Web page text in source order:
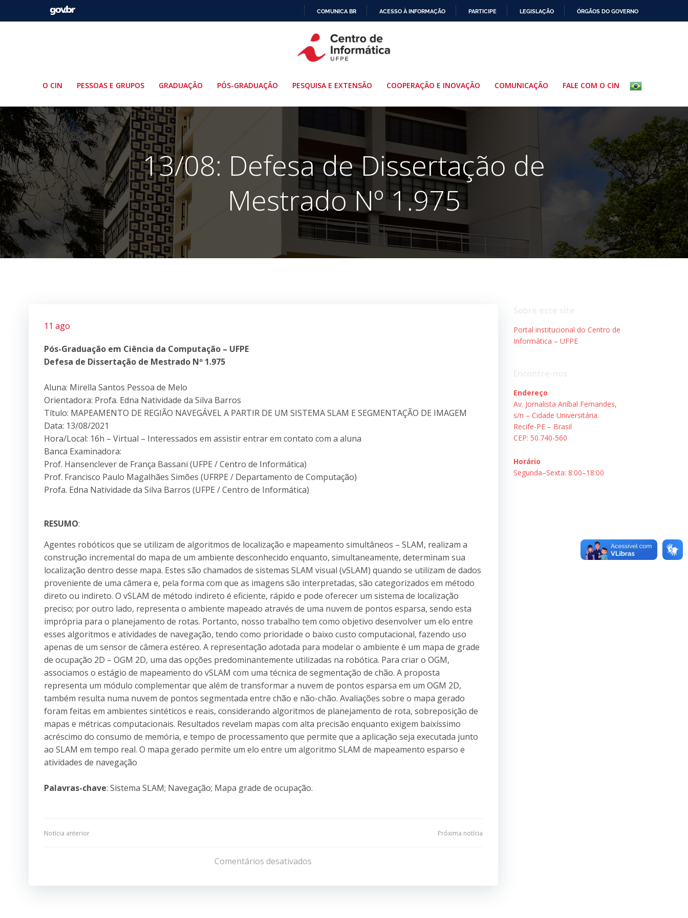
PARA
O
COMUNICA BR ACESSO À INFORMAÇÃO PARTICIPE LEGISLAÇÃO ÓRGÃOS DO GOVERNO
O CIN PESSOAS E GRUPOS GRADUAÇÃO PÓS-GRADUAÇÃO PESQUISA E EXTENSÃO COOPERAÇÃO E INOVAÇÃO COMUNICAÇÃO FALE COM O CIN
13/08: Defesa de Dissertação de
Mestrado Nº 1.975
11 ago
Pós-Graduação em Ciência da Computação – UFPE
Defesa de Dissertação de Mestrado Nº 1.975
Aluna: Mirella Santos Pessoa de Melo
Orientadora: Profa. Edna Natividade da Silva Barros
Título: MAPEAMENTO DE REGIÃO NAVEGÁVEL A PARTIR DE UM SISTEMA SLAM E SEGMENTAÇÃO DE IMAGEM
Data: 13/08/2021
Hora/Local: 16h – Virtual – Interessados em assistir entrar em contato com a aluna
Banca Examinadora:
Prof. Hansenclever de França Bassani (UFPE / Centro de Informática)
Prof. Francisco Paulo Magalhães Simões (UFRPE / Departamento de Computação)
Profa. Edna Natividade da Silva Barros (UFPE / Centro de Informática)
RESUMO:
Agentes robóticos que se utilizam de algoritmos de localização e mapeamento simultâneos – SLAM, realizam a
construção incremental do mapa de um ambiente desconhecido enquanto, simultaneamente, determinam sua
localização dentro desse mapa. Estes são chamados de sistemas SLAM visual (vSLAM) quando se utilizam de dados
proveniente de uma câmera e, pela forma com que as imagens são interpretadas, são categorizados em método
direto ou indireto. O vSLAM de método indireto é eficiente, rápido e pode oferecer um sistema de localização
preciso; por outro lado, representa o ambiente mapeado através de uma nuvem de pontos esparsa, sendo esta
imprópria para o planejamento de rotas. Portanto, nosso trabalho tem como objetivo desenvolver um elo entre
esses algoritmos e atividades de navegação, tendo como prioridade o baixo custo computacional, fazendo uso
apenas de um sensor de câmera estéreo. A representação adotada para modelar o ambiente é um mapa de grade
de ocupação 2D – OGM 2D, uma das opções predominantemente utilizadas na robótica. Para criar o OGM,
associamos o estágio de mapeamento do vSLAM com uma técnica de segmentação de chão. A proposta
representa um módulo complementar que além de transformar a nuvem de pontos esparsa em um OGM 2D,
também resulta numa nuvem de pontos segmentada entre chão e não-chão. Avaliações sobre o mapa gerado
foram feitas em ambientes sintéticos e reais, considerando algoritmos de planejamento de rota, sobreposição de
mapas e métricas computacionais. Resultados revelam mapas com alta precisão enquanto exigem baixíssimo
acréscimo do consumo de memória, e tempo de processamento que permite que a aplicação seja executada junto
ao SLAM em tempo real. O mapa gerado permite um elo entre um algoritmo SLAM de mapeamento esparso e
atividades de navegação
Palavras-chave: Sistema SLAM; Navegação; Mapa grade de ocupação.
Navegação
Post
Notícia anterior
de
Post
Próxima notícia
Comentários desativados
Portal institucional do Centro de
Informática – UFPE
Endereço
Av. Jornalista Aníbal Fernandes,
s/n – Cidade Universitária.
Recife-PE – Brasil
CEP: 50.740-560
Horário
Segunda–Sexta: 8:00–18:00